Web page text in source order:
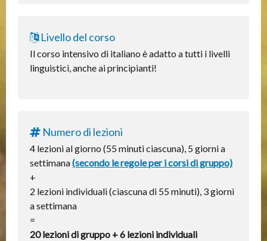
Livello del corso
Il corso intensivo di italiano è adatto a tutti i livelli
linguistici, anche ai principianti!
Numero di lezioni
4 lezioni al giorno (55 minuti ciascuna), 5 giorni a
settimana(secondo le regole per i corsi di gruppo)
+
2 lezioni individuali (ciascuna di 55 minuti), 3 giorni
a settimana
=
20 lezioni di gruppo + 6 lezioni individuali